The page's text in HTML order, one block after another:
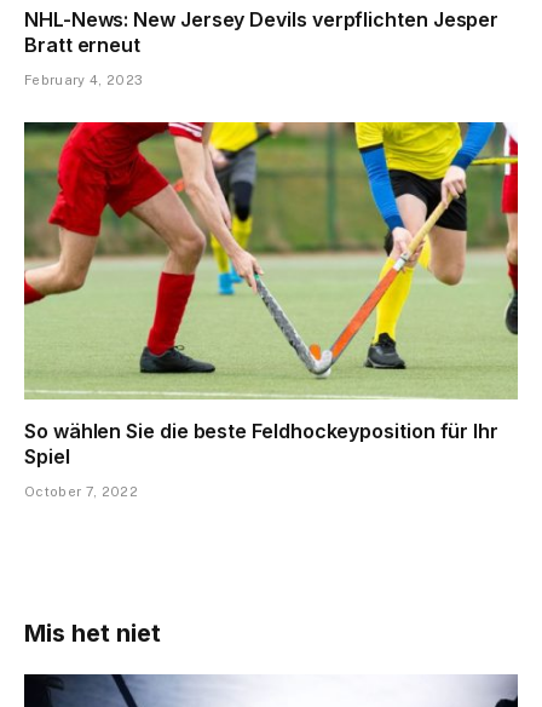
NHL-News: New Jersey Devils verpflichten Jesper
Bratt erneut
February 4, 2023
So wählen Sie die beste Feldhockeyposition für Ihr
Spiel
October 7, 2022
Mis het niet